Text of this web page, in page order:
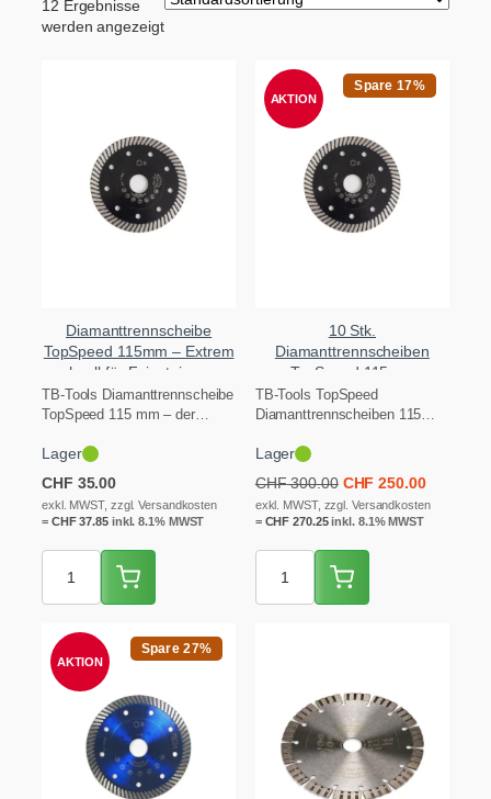
12 Ergebnisse
werden angezeigt
Diamanttrennscheibe
TopSpeed 115mm – Extrem
schnell für Feinsteinzeug
TB-Tools Diamanttrennscheibe
TopSpeed 115 mm – der
mit selbsterneuerndem Träger
Lager
CHF 35.00
exkl. MWST, zzgl. Versandkosten
= CHF37.85inkl. 8.1% MWST
AKTION
10 Stk.
Diamanttrennscheiben
TopSpeed 115mm
TB-Tools TopSpeed
Diamanttrennscheiben 115
Grossbaustellen und Flotten.
Lager
Spare 17%
CHF300.00 Ursprünglicher
Preis
war:
CHF 250.00Aktueller
Preis
exkl. MWST, zzgl. Versandkosten
= CHF 270.25inkl. 8.1% MWST
AKTION
Spare 27%